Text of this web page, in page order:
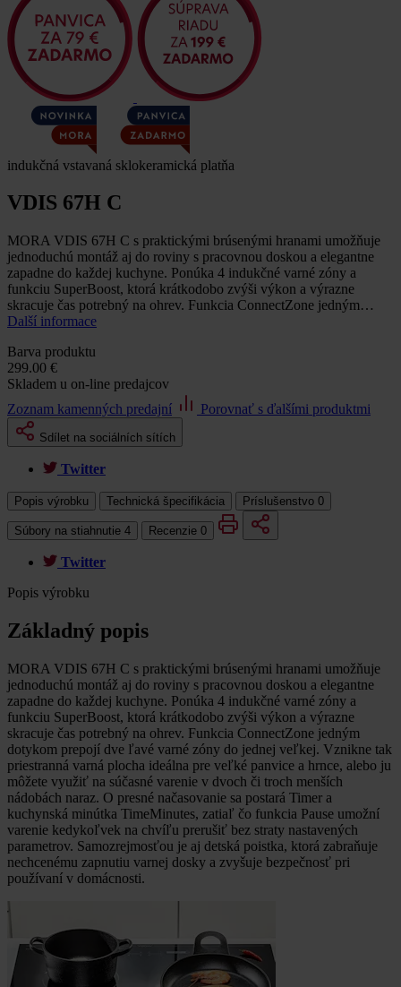
indukčná vstavaná sklokeramická platňa
VDIS 67H C
MORA VDIS 67H C s praktickými brúsenými hranami umožňuje
jednoduchú montáž aj do roviny s pracovnou doskou a elegantne
zapadne do každej kuchyne. Ponúka 4 indukčné varné zóny a
funkciu SuperBoost, ktorá krátkodobo zvýši výkon a výrazne
skracuje čas potrebný na ohrev. Funkcia ConnectZone jedným…
Další informace
Barva produktu
299.00 €
Skladem u on-line predajcov
Zoznam kamenných predajní
Porovnať s ďalšími produktmi
Sdílet na sociálních sítích
Twitter
Popis výrobku Technická špecifikácia Príslušenstvo 0
Súbory na stiahnutie 4 Recenzie 0
Twitter
Popis výrobku
Základný popis
MORA VDIS 67H C s praktickými brúsenými hranami umožňuje
jednoduchú montáž aj do roviny s pracovnou doskou a elegantne
zapadne do každej kuchyne. Ponúka 4 indukčné varné zóny a
funkciu SuperBoost, ktorá krátkodobo zvýši výkon a výrazne
skracuje čas potrebný na ohrev. Funkcia ConnectZone jedným
dotykom prepojí dve ľavé varné zóny do jednej veľkej. Vznikne tak
priestranná varná plocha ideálna pre veľké panvice a hrnce, alebo ju
môžete využiť na súčasné varenie v dvoch či troch menších
nádobách naraz. O presné načasovanie sa postará Timer a
kuchynská minútka TimeMinutes, zatiaľ čo funkcia Pause umožní
varenie kedykoľvek na chvíľu prerušiť bez straty nastavených
parametrov. Samozrejmosťou je aj detská poistka, ktorá zabraňuje
nechcenému zapnutiu varnej dosky a zvyšuje bezpečnosť pri
používaní v domácnosti.